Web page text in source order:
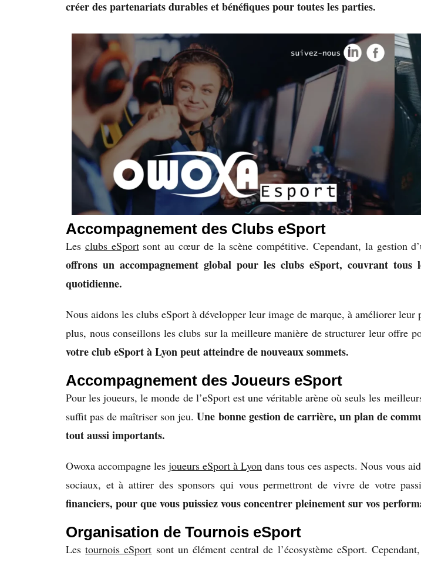
créer des partenariats durables et bénéfiques pour toutes les parties.
Accompagnement des Clubs eSport
Les clubs eSportsont au cœur de la scène compétitive. Cependant, la gestion
offrons un accompagnement global pour les clubs eSport, couvrant
quotidienne.
Nous aidons les clubs eSport à développer leur image de marque, à améliorer
plus, nous conseillons les clubs sur la meilleure manière de structurer leur offre
votre club eSport à Lyon peut atteindre de nouveaux sommets.
Accompagnement des Joueurs eSport
Pour les joueurs, le monde de l’eSport est une véritable arène où seuls les
suffit pas de maîtriser son jeu.Une bonne gestion de carrière, un plan de
tout aussi importants.
Owoxa accompagne les joueurs eSport à Lyon dans tous ces aspects. Nous vous
sociaux, et à attirer des sponsors qui vous permettront de vivre de votre
financiers, pour que vous puissiez vous concentrer pleinement sur vos
Organisation de Tournois eSport
Lestournois eSport sont un élément central de l’écosystème eSport.